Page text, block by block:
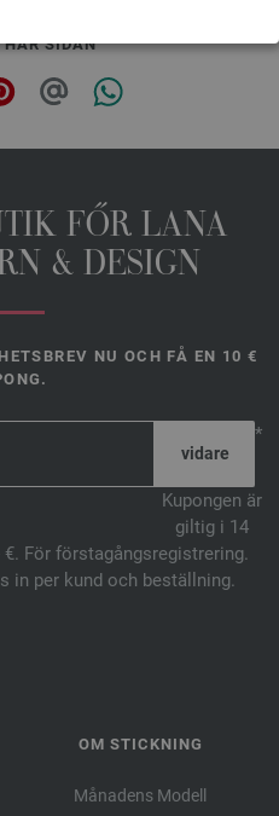
HÄR SIDAN
FŐR LANA
& DESIGN
NU OCH FÅ EN 10 €
*
Kupongen är
giltig i 14
För förstagångsregistrering.
in per kund och beställning.
OM STICKNING
Månadens Modell